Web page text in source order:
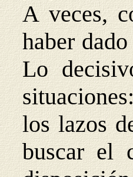
A veces,
haber
Lo
los lazos
buscar el